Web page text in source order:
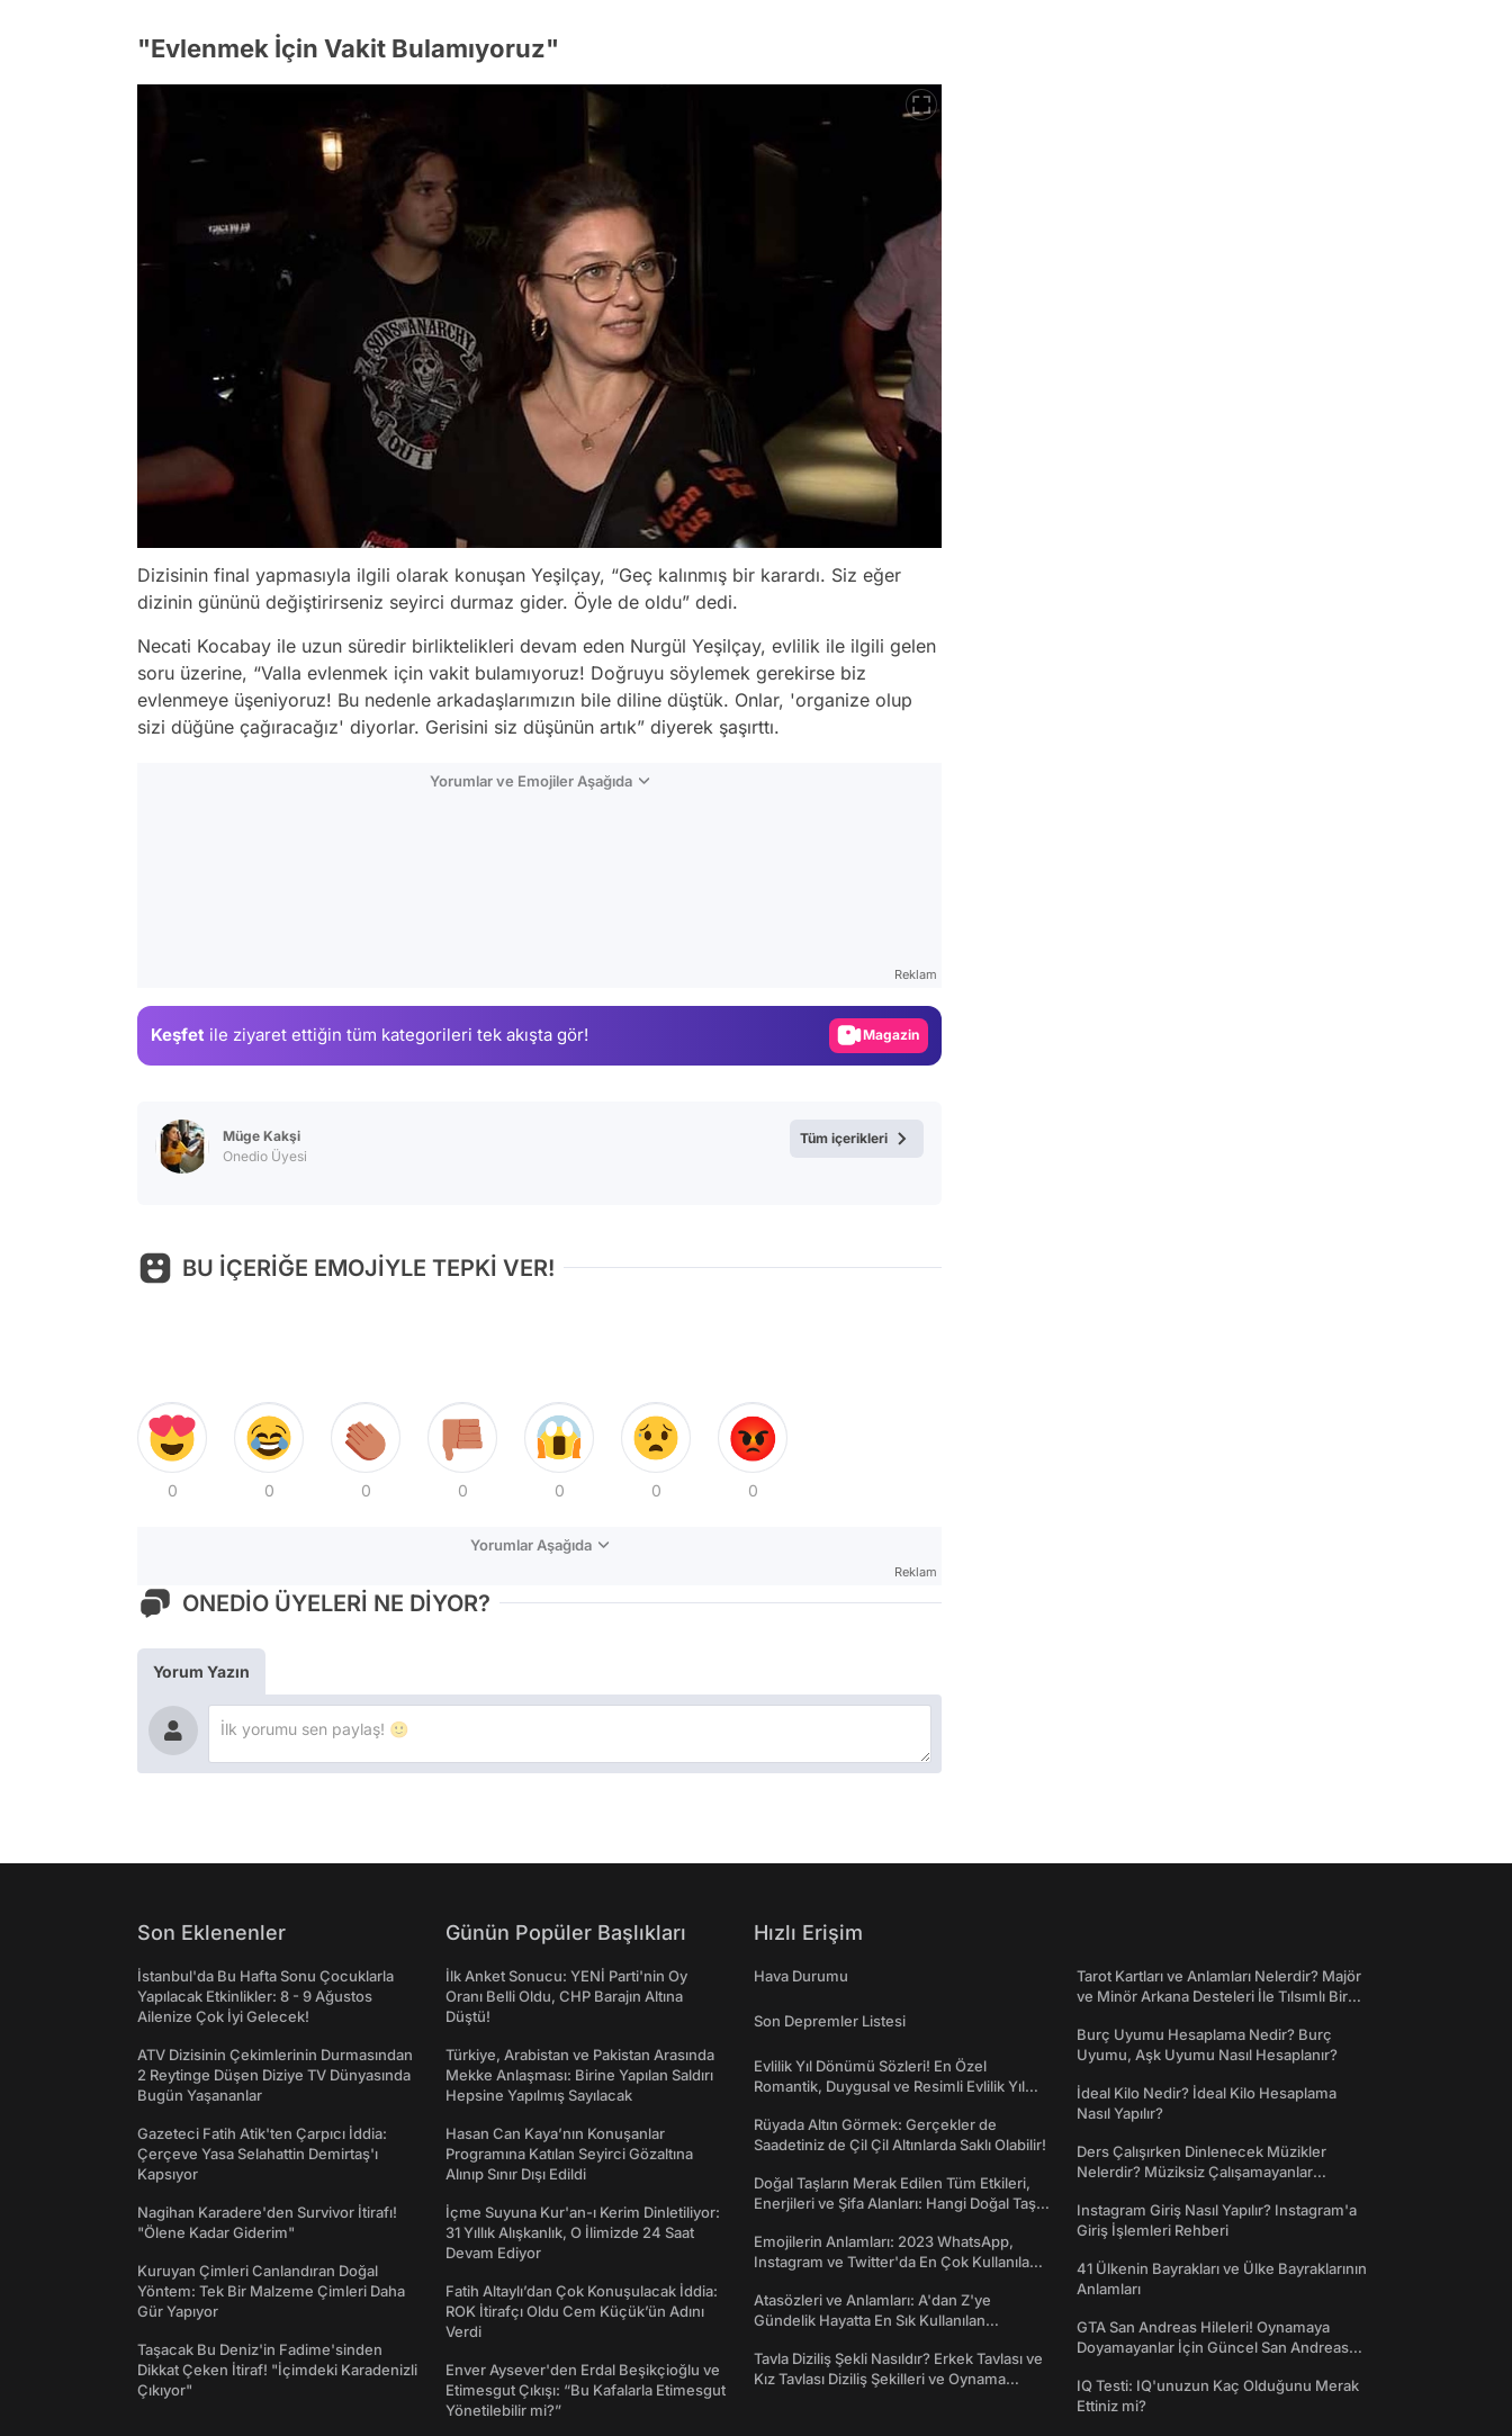
"Evlenmek İçin Vakit Bulamıyoruz"
Dizisinin final yapmasıyla ilgili olarak konuşan Yeşilçay, “Geç kalınmış bir karardı. Siz eğer
dizinin gününü değiştirirseniz seyirci durmaz gider. Öyle de oldu” dedi.
Necati Kocabay ile uzun süredir birliktelikleri devam eden Nurgül Yeşilçay, evlilik ile ilgili gelen
soru üzerine, “Valla evlenmek için vakit bulamıyoruz! Doğruyu söylemek gerekirse biz
evlenmeye üşeniyoruz! Bu nedenle arkadaşlarımızın bile diline düştük. Onlar, 'organize olup
sizi düğüne çağıracağız' diyorlar. Gerisini siz düşünün artık” diyerek şaşırttı.
Yorumlar ve Emojiler Aşağıda
Reklam
Keşfet ile ziyaret ettiğin tüm kategorileri tek akışta gör! Magazin
Müge Kakşi
Onedio Üyesi
Tüm içerikleri
BU İÇERİĞE EMOJİYLE TEPKİ VER!
0 0 0 0 0 0 0
Yorumlar Aşağıda
Reklam
ONEDİO ÜYELERİ NE DİYOR?
Yorum Yazın
Son Eklenenler
İstanbul'da Bu Hafta Sonu Çocuklarla
Yapılacak Etkinlikler: 8 - 9 Ağustos
Ailenize Çok İyi Gelecek!
ATV Dizisinin Çekimlerinin Durmasından
2 Reytinge Düşen Diziye TV Dünyasında
Bugün Yaşananlar
Gazeteci Fatih Atik'ten Çarpıcı İddia:
Çerçeve Yasa Selahattin Demirtaş'ı
Kapsıyor
Nagihan Karadere'den Survivor İtirafı!
"Ölene Kadar Giderim"
Kuruyan Çimleri Canlandıran Doğal
Yöntem: Tek Bir Malzeme Çimleri Daha
Gür Yapıyor
Taşacak Bu Deniz'in Fadime'sinden
Dikkat Çeken İtiraf! "İçimdeki Karadenizli
Çıkıyor"
Günün Popüler Başlıkları
İlk Anket Sonucu: YENİ Parti'nin Oy
Oranı Belli Oldu, CHP Barajın Altına
Düştü!
Türkiye, Arabistan ve Pakistan Arasında
Mekke Anlaşması: Birine Yapılan Saldırı
Hepsine Yapılmış Sayılacak
Hasan Can Kaya’nın Konuşanlar
Programına Katılan Seyirci Gözaltına
Alınıp Sınır Dışı Edildi
İçme Suyuna Kur'an-ı Kerim Dinletiliyor:
31 Yıllık Alışkanlık, O İlimizde 24 Saat
Devam Ediyor
Fatih Altaylı’dan Çok Konuşulacak İddia:
ROK İtirafçı Oldu Cem Küçük’ün Adını
Verdi
Enver Aysever'den Erdal Beşikçioğlu ve
Etimesgut Çıkışı: “Bu Kafalarla Etimesgut
Yönetilebilir mi?”
Hızlı Erişim
Hava Durumu
Son Depremler Listesi
Evlilik Yıl Dönümü Sözleri! En Özel
Romantik, Duygusal ve Resimli Evlilik Yıl
Rüyada Altın Görmek: Gerçekler de
Saadetiniz de Çil Çil Altınlarda Saklı Olabilir!
Doğal Taşların Merak Edilen Tüm Etkileri,
Enerjileri ve Şifa Alanları: Hangi Doğal Taş
Emojilerin Anlamları: 2023 WhatsApp,
Instagram ve Twitter'da En Çok Kullanılan
Atasözleri ve Anlamları: A'dan Z'ye
Gündelik Hayatta En Sık Kullanılan
Tavla Diziliş Şekli Nasıldır? Erkek Tavlası ve
Kız Tavlası Diziliş Şekilleri ve Oynama
Tarot Kartları ve Anlamları Nelerdir? Majör
ve Minör Arkana Desteleri İle Tılsımlı Bir
Burç Uyumu Hesaplama Nedir? Burç
Uyumu, Aşk Uyumu Nasıl Hesaplanır?
İdeal Kilo Nedir? İdeal Kilo Hesaplama
Nasıl Yapılır?
Ders Çalışırken Dinlenecek Müzikler
Nelerdir? Müziksiz Çalışamayanlar
Instagram Giriş Nasıl Yapılır? Instagram'a
Giriş İşlemleri Rehberi
41 Ülkenin Bayrakları ve Ülke Bayraklarının
Anlamları
GTA San Andreas Hileleri! Oynamaya
Doyamayanlar İçin Güncel San Andreas
IQ Testi: IQ'unuzun Kaç Olduğunu Merak
Ettiniz mi?